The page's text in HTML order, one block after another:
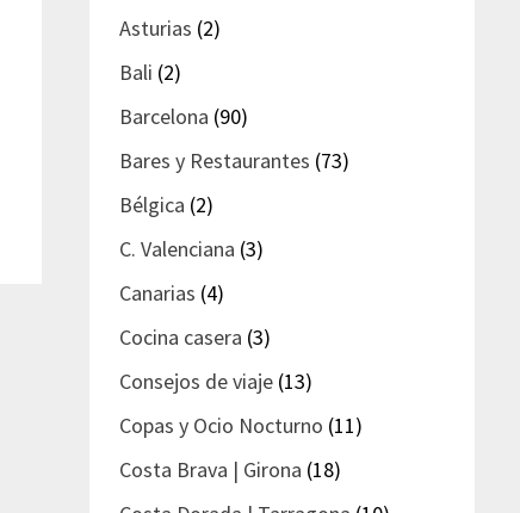
Asturias (2)
Bali (2)
Barcelona (90)
Bares y Restaurantes (73)
Bélgica (2)
C. Valenciana (3)
Canarias (4)
Cocina casera (3)
Consejos de viaje (13)
Copas y Ocio Nocturno (11)
Costa Brava | Girona (18)